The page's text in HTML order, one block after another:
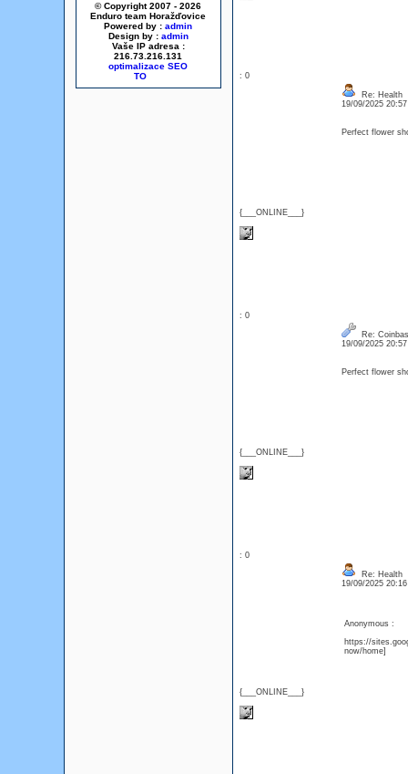
© Copyright 2007 - 2026
Enduro team Horažďovice
Powered by : admin
Design by : admin
Vaše IP adresa :
216.73.216.131
optimalizace SEO
: 0
{___ONLINE___}
Re: Health
19/09/2025
Perfect flower
: 0
{___ONLINE___}
Re:
19/09/2025
Perfect flower
: 0
{___ONLINE___}
Re: Health
19/09/2025
Anonymous :
https://
now/home]